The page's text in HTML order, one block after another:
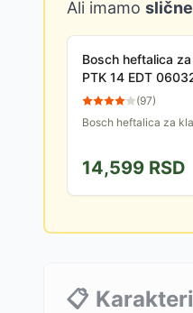
Ali imamo
Bosch heftalica
PTK 14 EDT
(97)
Bosch heftalica za
14,599 RSD
📋